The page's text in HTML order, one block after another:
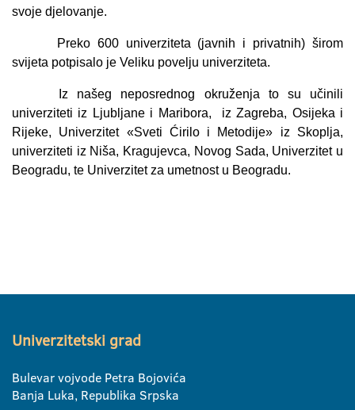
svoje djelovanje.
Preko 600 univerziteta (javnih i privatnih) širom
svijeta potpisalo je Veliku povelju univerziteta.
Iz našeg neposrednog okruženja to su učinili
univerziteti iz Ljubljane i Maribora,
iz Zagreba, Osijeka i
Rijeke, Univerzitet «Sveti Ćirilo i Metodije» iz Skoplja,
univerziteti iz Niša, Kragujevca, Novog Sada, Univerzitet u
Beogradu, te Univerzitet za umetnost u Beogradu.
Univerzitetski grad
Bulevar vojvode Petra Bojovića
Banja Luka, Republika Srpska